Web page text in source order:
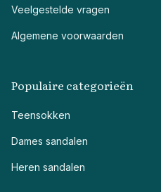
Veelgestelde vragen
Algemene voorwaarden
Populaire categorieën
Teensokken
Dames sandalen
Heren sandalen